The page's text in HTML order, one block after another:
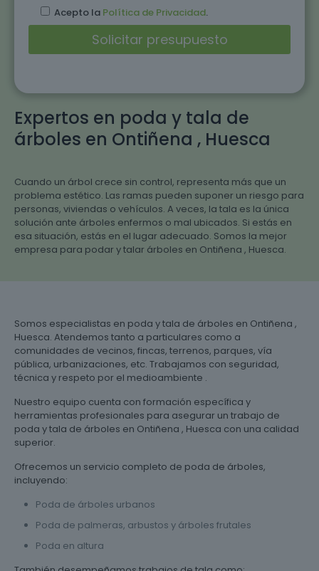
Expertos en poda y tala de
árboles en Ontiñena , Huesca
Cuando un árbol crece sin control, representa más que un
problema estético. Las ramas pueden suponer un riesgo para
personas, viviendas o vehículos. A veces, la tala es la única
solución ante árboles enfermos o mal ubicados. Si estás en
esa situación, estás en el lugar adecuado. Somos la mejor
empresa para podar y talar árboles en Ontiñena , Huesca.
Acepto la Política de Privacidad.
Somos especialistas en poda y tala de árboles en Ontiñena ,
Huesca. Atendemos tanto a particulares como a
comunidades de vecinos, fincas, terrenos, parques, vía
pública, urbanizaciones, etc. Trabajamos con seguridad,
técnica y respeto por el medioambiente .
Nuestro equipo cuenta con formación específica y
herramientas profesionales para asegurar un trabajo de
poda y tala de árboles en Ontiñena , Huesca con una calidad
superior.
Ofrecemos un servicio completo de poda de árboles,
incluyendo:
Poda de árboles urbanos
Poda de palmeras, arbustos y árboles frutales
Poda en altura